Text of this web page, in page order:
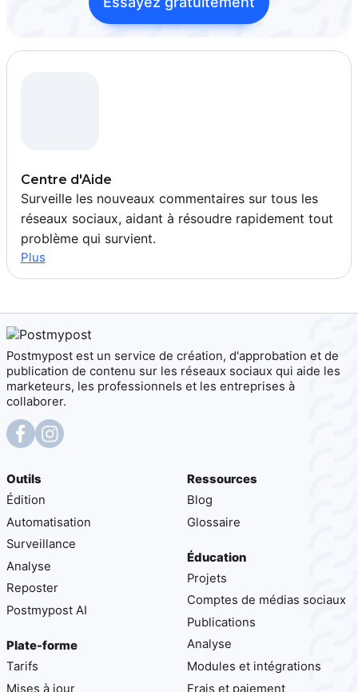
Centre d'Aide
Surveille les nouveaux commentaires sur tous les
réseaux sociaux, aidant à résoudre rapidement tout
problème qui survient.
Plus
Postmypost est un service de création, d'approbation et de
publication de contenu sur les réseaux sociaux qui aide les
marketeurs, les professionnels et les entreprises à
collaborer.
Outils
Édition
Automatisation
Surveillance
Analyse
Reposter
Postmypost AI
Plate-forme
Tarifs
Mises à jour
Ressources
Blog
Glossaire
Éducation
Projets
Comptes de médias sociaux
Publications
Analyse
Modules et intégrations
Frais et paiement